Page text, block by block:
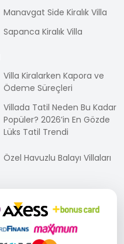
Manavgat Side Kiralık Villa
Sapanca Kiralık Villa
Villa Kiralarken Kapora ve
Ödeme Süreçleri
Villada Tatil Neden Bu Kadar
Popüler? 2026’in En Gözde
Lüks Tatil Trendi
Özel Havuzlu Balayı Villaları